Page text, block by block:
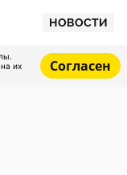
НОВОСТИ
на их
Согласен